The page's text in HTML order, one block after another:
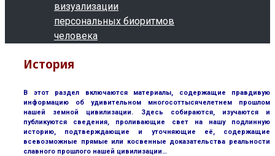
визуализации
персональных биоритмов
человека
История
В этот раздел включаются материалы, содержащие правдивую
информацию об удивительном многосоттысячелетнем прошлом
нашей земной цивилизации. Здесь собираются, изучаются и
публикуются сведения, проливающие свет на нашу подлинную
историю, подтверждающие и уточняющие её, содержащие
всевозможные прямые или косвенные доказательства реальности
славного прошлого нашей цивилизации…